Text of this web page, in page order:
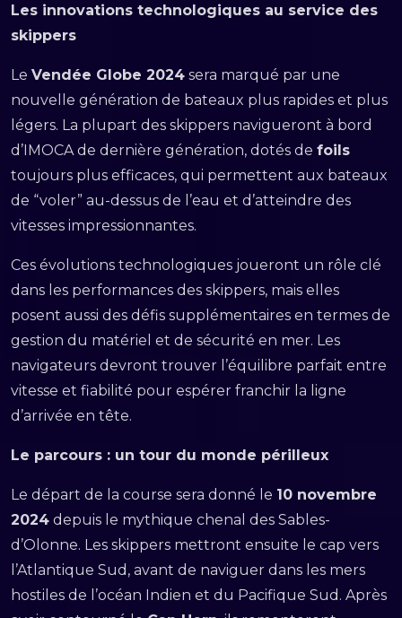
Les innovations technologiques au service des
skippers
Le Vendée Globe 2024 sera marqué par une
nouvelle génération de bateaux plus rapides et plus
légers. La plupart des skippers navigueront à bord
d’IMOCA de dernière génération, dotés de foils
toujours plus efficaces, qui permettent aux bateaux
de “voler” au-dessus de l’eau et d’atteindre des
vitesses impressionnantes.
Ces évolutions technologiques joueront un rôle clé
dans les performances des skippers, mais elles
posent aussi des défis supplémentaires en termes de
gestion du matériel et de sécurité en mer. Les
navigateurs devront trouver l’équilibre parfait entre
vitesse et fiabilité pour espérer franchir la ligne
d’arrivée en tête.
Le parcours : un tour du monde périlleux
Le départ de la course sera donné le 10 novembre
2024 depuis le mythique chenal des Sables-
d’Olonne. Les skippers mettront ensuite le cap vers
l’Atlantique Sud, avant de naviguer dans les mers
hostiles de l’océan Indien et du Pacifique Sud. Après